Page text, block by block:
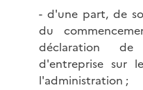
- d'une part, de
du
déclaration
d'entreprise sur
l'administration ;